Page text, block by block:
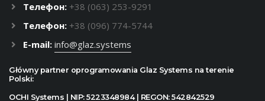
Телефон: +38 (063) 253-9291
Телефон: +38 (096) 774-5744
E-mail: info@glaz.systems
Główny partner oprogramowania Glaz Systems na terenie
Polski:
OCHI Systems | NIP: 5223348984 | REGON: 542842529